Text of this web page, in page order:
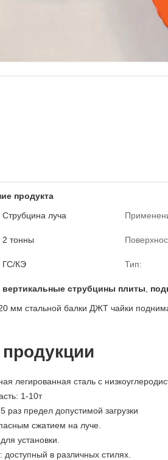
продукта
Струбцина луча
2 тонны
ГС/КЭ Тип:
вертикальные струбцины плиты
мм стальной балки ДЖТ чайки
легированная сталь с
1-10т
предел допустимой загрузки
сжатием на луче.
установки.
в различных стилях.